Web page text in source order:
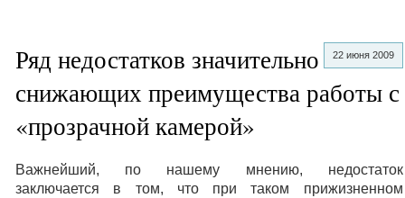
22 июня 2009
Ряд недостатков значительно
снижающих преимущества работы с
«прозрачной камерой»
Важнейший, по нашему мнению, недостаток
заключается в том, что при таком прижизненном